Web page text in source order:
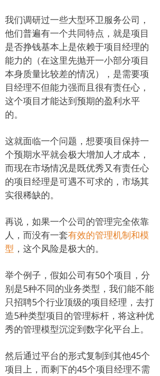
我们调研过一些大型环卫服务公司，
他们普遍有一个共同特点，就是项目
是否挣钱基本上是依赖于项目经理的
能力的（在这里先抛开一小部分项目
本身质量比较差的情况），是需要项
目经理不但能力强而且很有责任心，
这个项目才能达到预期的盈利水平
的。
这就面临一个问题，想要项目保持一
个预期水平就会极大增加人才成本，
而现在市场情况是既优秀又有责任心
的项目经理是可遇不可求的，市场其
实很稀缺的。
再说，如果一个公司的管理完全依靠
人，而没有一套有效的管理机制和模
型 ，这个风险是极大的。
举个例子，假如公司有50个项目，分
别是5种不同的业务类型，我们能不能
只招聘5个行业顶级的项目经理，去打
造5种类型项目的管理标杆，将这种优
秀的管理模型沉淀到数字化平台上。
然后通过平台的形式复制到其他45个
项目上，而剩下的45个项目经理不需